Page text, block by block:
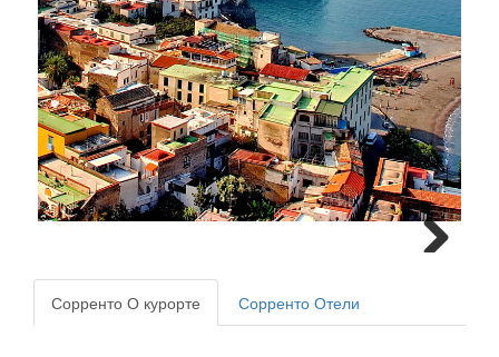
Next
Сорренто О курорте
Сорренто Отели